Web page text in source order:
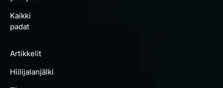
Kaikki
padat
Artikkelit
Hiilijalanjälki